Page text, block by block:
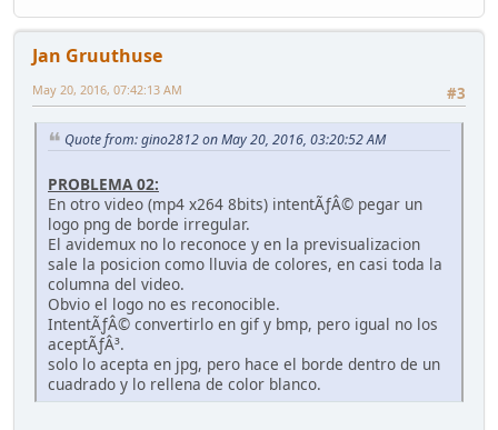
Jan Gruuthuse
#3
May 20, 2016, 07:42:13 AM
Quote from: gino2812 on May 20, 2016, 03:20:52 AM
PROBLEMA 02:
En otro video (mp4 x264 8bits) intentÃƒÂ© pegar un
logo png de borde irregular.
El avidemux no lo reconoce y en la previsualizacion
sale la posicion como lluvia de colores, en casi toda la
columna del video.
Obvio el logo no es reconocible.
IntentÃƒÂ© convertirlo en gif y bmp, pero igual no los
aceptÃƒÂ³.
solo lo acepta en jpg, pero hace el borde dentro de un
cuadrado y lo rellena de color blanco.